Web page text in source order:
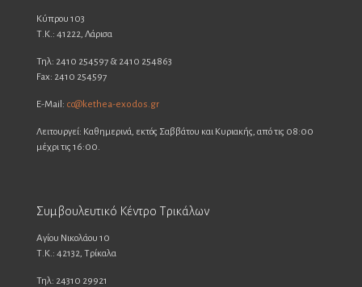
Κύπρου 103
Τ.Κ.: 41222, Λάρισα
Τηλ: 2410 254597 & 2410 254863
Fax: 2410 254597
E-Mail: cc@kethea-exodos.gr
Λειτουργεί: Καθημερινά, εκτός Σαββάτου και Κυριακής, από τις 08:00
μέχρι τις 16:00.
Συμβουλευτικό Κέντρο Τρικάλων
Αγίου Νικολάου 10
Τ.Κ.: 42132, Τρίκαλα
Τηλ: 24310 29921